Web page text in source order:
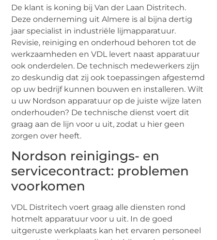
De klant is koning bij Van der Laan Distritech.
Deze onderneming uit Almere is al bijna dertig
jaar specialist in industriële lijmapparatuur.
Revisie, reiniging en onderhoud behoren tot de
werkzaamheden en VDL levert naast apparatuur
ook onderdelen. De technisch medewerkers zijn
zo deskundig dat zij ook toepassingen afgestemd
op uw bedrijf kunnen bouwen en installeren. Wilt
u uw Nordson apparatuur op de juiste wijze laten
onderhouden? De technische dienst voert dit
graag aan de lijn voor u uit, zodat u hier geen
zorgen over heeft.
Nordson reinigings- en
servicecontract: problemen
voorkomen
VDL Distritech voert graag alle diensten rond
hotmelt apparatuur voor u uit. In de goed
uitgeruste werkplaats kan het ervaren personeel